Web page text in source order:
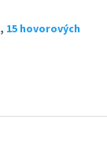
, 15 hovorových